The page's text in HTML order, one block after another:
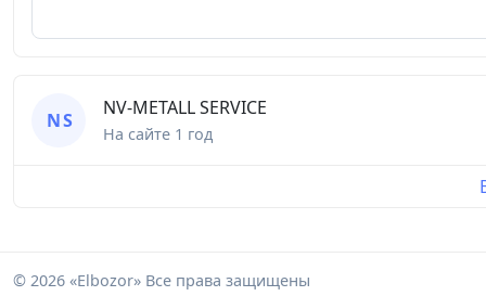
N S
NV-METALL SERVICE
На сайте 1 год
© 2026 «Elbozor» Все права защищены